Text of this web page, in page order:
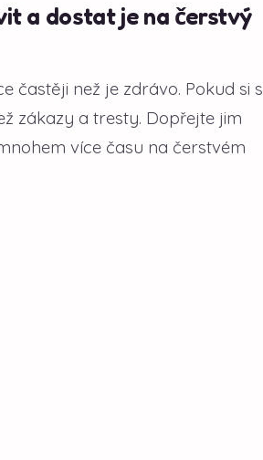
a dostat je na čerstvý
častěji než je zdrávo. Pokud si s
zákazy a tresty. Dopřejte jim
více času na čerstvém